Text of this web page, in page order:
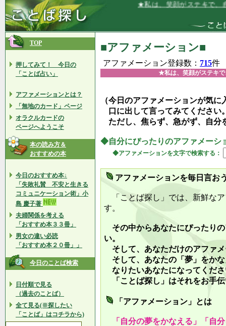
★私は、笑顔がステキで、自分でも笑
TOP
押してみて！ 今日の
「ことば占い」
アファメーションとは？
「無地のカード」ページ
オラクルカードの
ページへようこそ
本の読み方＆
おすすめの本
今日のおすすめ本↓
「失敗礼賛 不安と生きる
コミュニケーション術」小
島 慶子著
夫婦関係を考える
「おすすめ本３３冊」
男女の違い必読
「おすすめ本２０冊」」
今日のことば検索
日付順で見る
（過去のことば）
全て見る(※探したい
「ことば」はコチラから)
■アファメーション■
アファメーション登録数： 715件
★私は、笑顔がステキ
（今日のアファメーションが気
口に出して言ってみてください
ただし、焦らず、急がず、自分
◆自分にぴったりのアファメーシ
◆アファメーションを文字で検索する：
アファメーションを毎日言お
「ことば探し」では、新鮮な
す。
その中からあなたにぴったり
い。
そして、あなただけのアファ
そして、あなたの「夢」をか
なりたいあなたになってくだ
「ことば探し」はそれをお手
「アファメーション」とは
「自分の夢をかなえる」「自